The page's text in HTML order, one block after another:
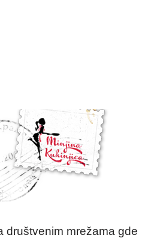
društvenim mrežama gde